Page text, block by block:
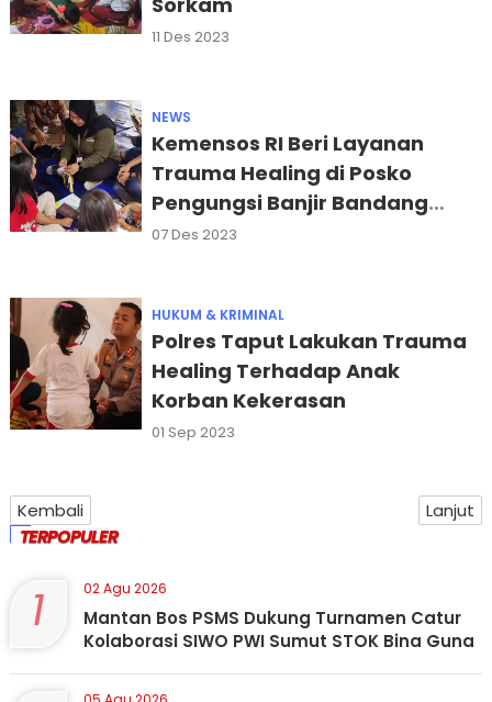
11 Des 2023
NEWS
Kemensos RI Beri Layanan
Trauma Healing di Posko
Pengungsi Banjir Bandang
Humbahas
07 Des 2023
HUKUM & KRIMINAL
Polres Taput Lakukan Trauma
Healing Terhadap Anak
Korban Kekerasan
01 Sep 2023
Kembali Lanjut
TERPOPULER
1 02 Agu 2026
Mantan Bos PSMS Dukung Turnamen Catur
Kolaborasi SIWO PWI Sumut STOK Bina Guna